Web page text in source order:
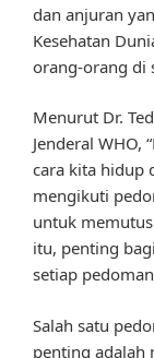
dan anjuran
Kesehatan
orang-orang di
Menurut Dr.
Jenderal WHO,
cara kita hidup
mengikuti
untuk
itu, penting
setiap
Salah satu
penting adalah